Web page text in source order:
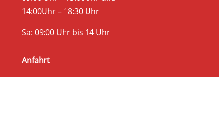
14:00Uhr – 18:30 Uhr
Sa: 09:00 Uhr bis 14 Uhr
Anfahrt